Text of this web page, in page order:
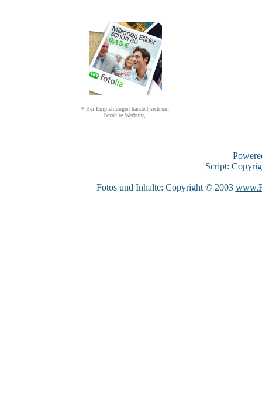
* Bei Empfehlungen handelt sich um
bezahlte Werbung.
Script:
Fotos und Inhalte: Copyright © 2003